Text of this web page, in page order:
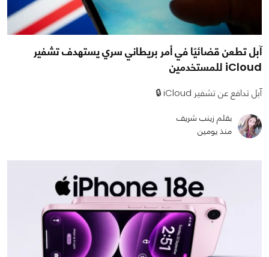
آبل تطعن قضائيًا في أمر بريطاني سري يستهدف تشفير
iCloud للمستخدمين
آبل تدافع عن تشفير iCloud 🔒
بقلم زينب شريف
منذ يومين